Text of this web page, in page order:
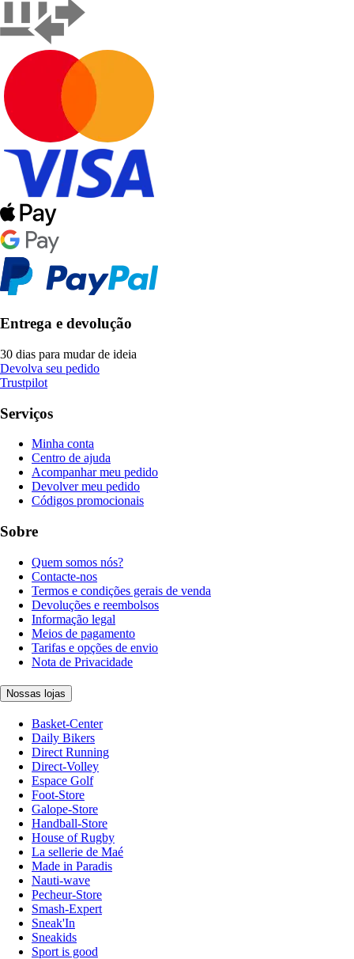
Entrega e devolução
30 dias para mudar de ideia
Devolva seu pedido
Trustpilot
Serviços
Minha conta
Centro de ajuda
Acompanhar meu pedido
Devolver meu pedido
Códigos promocionais
Sobre
Quem somos nós?
Contacte-nos
Termos e condições gerais de venda
Devoluções e reembolsos
Informação legal
Meios de pagamento
Tarifas e opções de envio
Nota de Privacidade
Nossas lojas
Basket-Center
Daily Bikers
Direct Running
Direct-Volley
Espace Golf
Foot-Store
Galope-Store
Handball-Store
House of Rugby
La sellerie de Maé
Made in Paradis
Nauti-wave
Pecheur-Store
Smash-Expert
Sneak'In
Sneakids
Sport is good